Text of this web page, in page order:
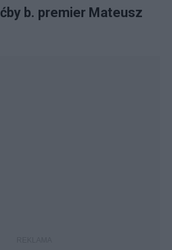
b. premier Mateusz